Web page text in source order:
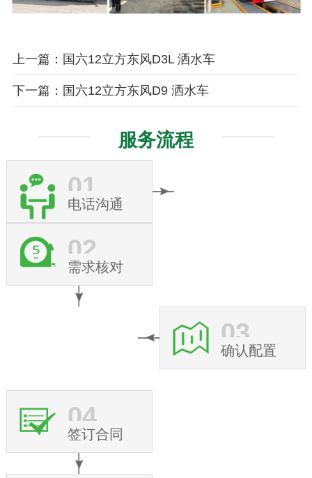
上一篇：国六12立方东风D3L 洒水车
下一篇：国六12立方东风D9 洒水车
服务流程
01
电话沟通
02
需求核对
03
确认配置
04
签订合同